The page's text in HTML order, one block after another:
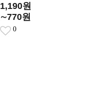
1,190원
∼770원
0